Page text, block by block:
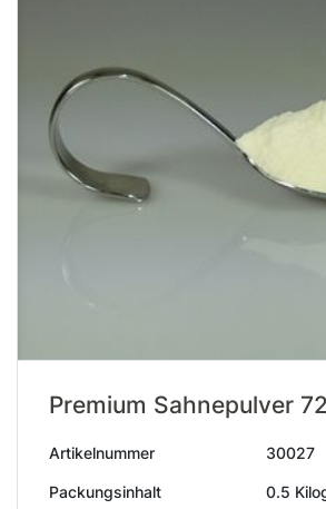
Premium Sahnepulver
Artikelnummer 30027
Packungsinhalt 0.5